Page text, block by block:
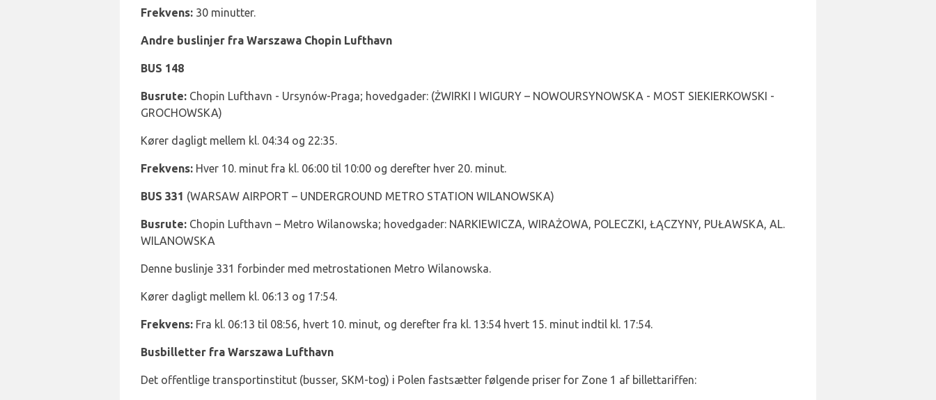
Frekvens: 30 minutter.
Andre buslinjer fra Warszawa Chopin Lufthavn
BUS 148
Busrute: Chopin Lufthavn - Ursynów-Praga; hovedgader: (ŻWIRKI I WIGURY – NOWOURSYNOWSKA - MOST SIEKIERKOWSKI -
GROCHOWSKA)
Kører dagligt mellem kl. 04:34 og 22:35.
Frekvens: Hver 10. minut fra kl. 06:00 til 10:00 og derefter hver 20. minut.
BUS 331 (WARSAW AIRPORT – UNDERGROUND METRO STATION WILANOWSKA)
Busrute: Chopin Lufthavn – Metro Wilanowska; hovedgader: NARKIEWICZA, WIRAŻOWA, POLECZKI, ŁĄCZYNY, PUŁAWSKA, AL.
WILANOWSKA
Denne buslinje 331 forbinder med metrostationen Metro Wilanowska.
Kører dagligt mellem kl. 06:13 og 17:54.
Frekvens: Fra kl. 06:13 til 08:56, hvert 10. minut, og derefter fra kl. 13:54 hvert 15. minut indtil kl. 17:54.
Busbilletter fra Warszawa Lufthavn
Det offentlige transportinstitut (busser, SKM-tog) i Polen fastsætter følgende priser for Zone 1 af billettariffen: